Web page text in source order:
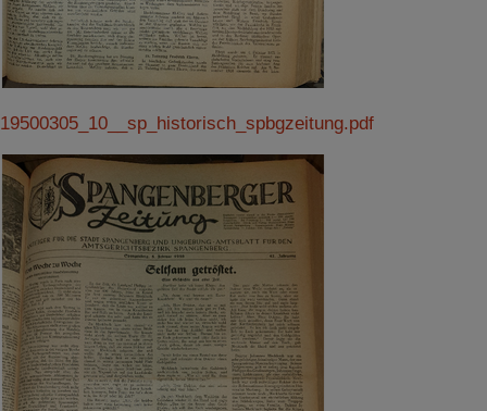
19500305_10__sp_historisch_spbgzeitung.pdf